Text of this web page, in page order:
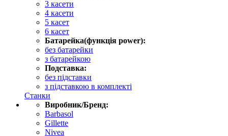
3 касети
4 касети
5 касет
6 касет
Батарейка(функція power):
без батарейки
з батарейкою
Подставка:
без підставки
з підставкою в комплекті
Станки
Виробник/Бренд:
Barbasol
Gillette
Nivea